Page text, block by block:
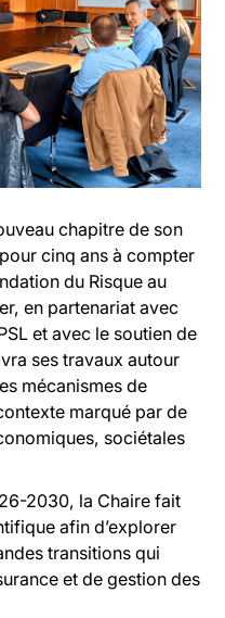
chapitre de son
cinq ans à compter
du Risque au
en partenariat avec
et avec le soutien de
ses travaux autour
mécanismes de
marqué par de
sociétales
2030, la Chaire fait
afin d’explorer
transitions qui
et de gestion des